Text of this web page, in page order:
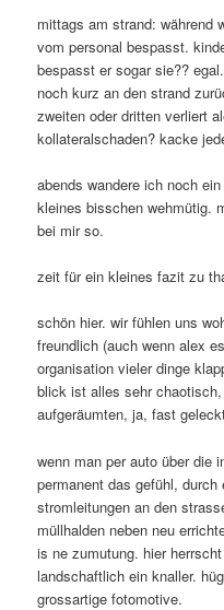
mittags am strand: während
vom personal bespasst.
bespasst er sogar sie??
noch kurz an den strand
zweiten oder dritten verliert
kollateralschaden? kacke
abends wandere ich noch
kleines bisschen wehmütig.
bei mir so.
zeit für ein kleines fazit zu
schön hier. wir fühlen uns
freundlich (auch wenn alex
organisation vieler dinge
blick ist alles sehr
aufgeräumten, ja, fast
wenn man per auto über die
permanent das gefühl,
stromleitungen an den
müllhalden neben neu
is ne zumutung. hier
landschaftlich ein knaller.
grossartige fotomotive.